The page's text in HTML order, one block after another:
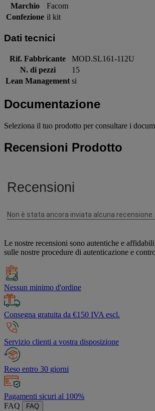
Marchio
Facom
Confezione il kit
Dati tecnici
Rif. Fabbricante
MOD.SL161-112U
N. di pezzi
15
Lean Management si
Documentazione
Seleziona il tuo prodotto per consultare i
Recensioni Prodotto
Le nostre recensioni sono autentiche e
sulle nostre procedure di autenticazione e
Nessun minimo d'ordine
Consegna gratuita da €150 IVA escl.
Servizio clienti a vostra disposizione
Reso entro 30 giorni
Pagamenti sicuri al 100%
FAQ
FAQ